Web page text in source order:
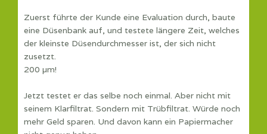
Zuerst führte der Kunde eine Evaluation durch, baute
eine Düsenbank auf, und testete längere Zeit, welches
der kleinste Düsendurchmesser ist, der sich nicht
zusetzt.
200 µm!
Jetzt testet er das selbe noch einmal. Aber nicht mit
seinem Klarfiltrat. Sondern mit Trübfiltrat. Würde noch
mehr Geld sparen. Und davon kann ein Papiermacher